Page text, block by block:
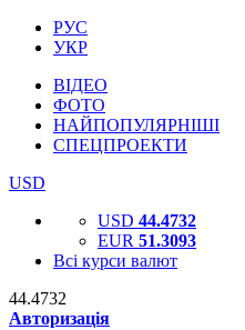
РУС
УКР
ВІДЕО
ФОТО
НАЙПОПУЛЯРНІШІ
СПЕЦПРОЕКТИ
USD
USD 44.4732
EUR 51.3093
Всі курси валют
44.4732
Авторизація